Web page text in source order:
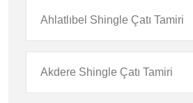
Ahlatlıbel Shingle Çatı Tamiri
Akdere Shingle Çatı Tamiri